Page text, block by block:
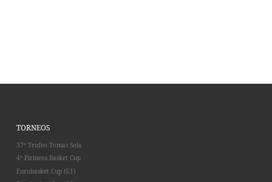
TORNEOS
37º Trofeo Tomas Sola
4º Pirineos Basket Cup
Eurobasket Cup (S.1)